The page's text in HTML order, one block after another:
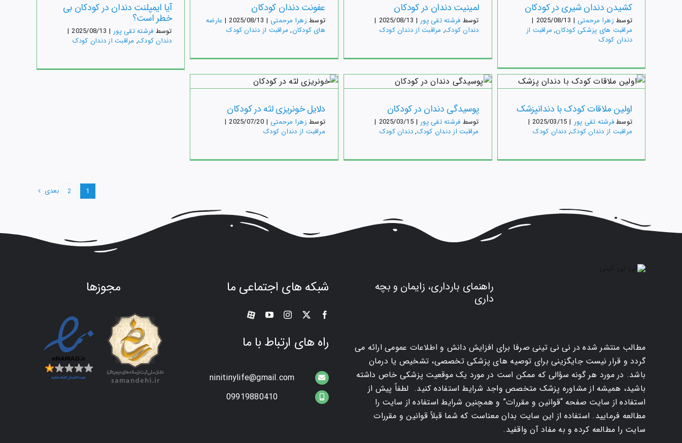
آیا ایمپلنت دندان در کودکان بی
خطر است؟
توسط فرشته تقی پور |
2025/08/13
|
دندان کودک, مراقبت از دندان کودک
عفونت دندان کودکان
توسط زهرا مرحمتی |
2025/08/13
| عارضه‌
های کودکان, مراقبت از دندان کودک
لمینیت دندان در کودکان
توسط فرشته تقی پور |
2025/08/13
|
دندان کودک, مراقبت از دندان کودک
دندان کودک
کشیدن دندان شیری در کودکان
توسط زهرا مرحمتی |
2025/08/13
|
مراقبت‌ های پزشکی کودکان, مراقبت از
دندان کودک
دلایل خونریزی لثه در کودکان
توسط زهرا مرحمتی |
2025/07/20
|
مراقبت از دندان کودک
پوسیدگی دندان در
کودکان
مراقبت از دندان کودک دندان کودک پوسیدگی دندان در کودکان
توسط فرشته تقی پور |
2025/03/15
|
مراقبت از دندان کودک,دندان کودک
اولین ملاقات کودک با
دندانپزشک
مراقبت از دندان کودک دندان کودک اولین ملاقات کودک با دندانپزشک
توسطفرشته تقی پور |
2025/03/15
|
مراقبت از دندان کودک, دندان کودک
1
2 بعدی
راهنمای بارداری، زایمان و بچه
داری
مطالب منتشر شده در نی نی تینی صرفا برای افزایش دانش و اطلاعات عمومی ارائه می
گردد و قرار نیست جایگزینی برای توصیه های پزشکی تخصصی، تشخیص یا درمان
باشد. در مورد هر گونه سؤالی که ممکن است در مورد یک موقعیت پزشکی خاص داشته
باشید، همیشه از مشاوره پزشک متخصص واجد شرایط استفاده کنید. لطفاً پیش از
استفاده از سایت صفحه “قوانین و مقررات” و همچنین شرایط استفاده از سایت را
مطالعه فرمایید. استفاده از این سایت بدان معناست که شما قبلاً قوانین و مقررات
سایت را مطالعه کرده و به مفاد آن واقفید.
شبکه های اجتماعی ما
راه های ارتباط با ما
ninitinylife@gmail.com
09919880410
مجوزها